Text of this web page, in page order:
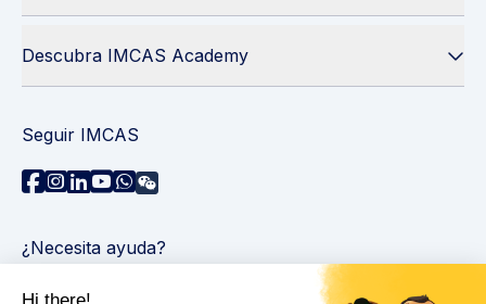
Descubra IMCAS Academy
Seguir IMCAS
¿Necesita ayuda?
Contáctenos